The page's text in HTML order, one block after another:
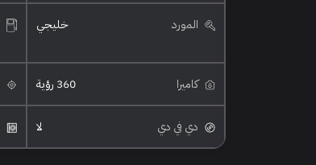
المورد خليجي
كاميرا 360 رؤية
دي في دي لا